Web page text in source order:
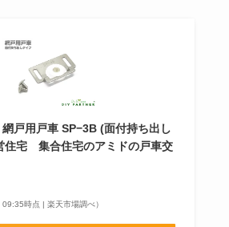
網戸用戸車 SP−3B (面付持ち出し
住宅 集合住宅のアミドの戸車交
時点 | 楽天市場調べ）